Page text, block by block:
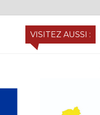
VISITEZ AUSSI :